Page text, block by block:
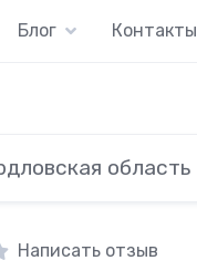
Блог Контакты
область
Написать отзыв